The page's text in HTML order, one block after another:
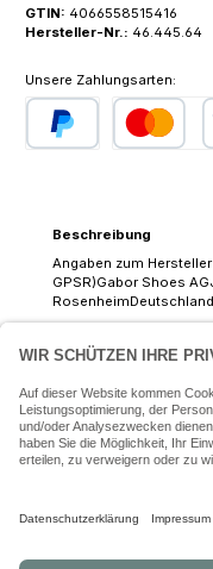
GTIN: 4066558515416
Hersteller-Nr.: 46.445.64
Unsere Zahlungsarten:
Beschreibung
Angaben zum
GPSR)Gabor Shoes
07243 54050
SERVICE-HOTLINE